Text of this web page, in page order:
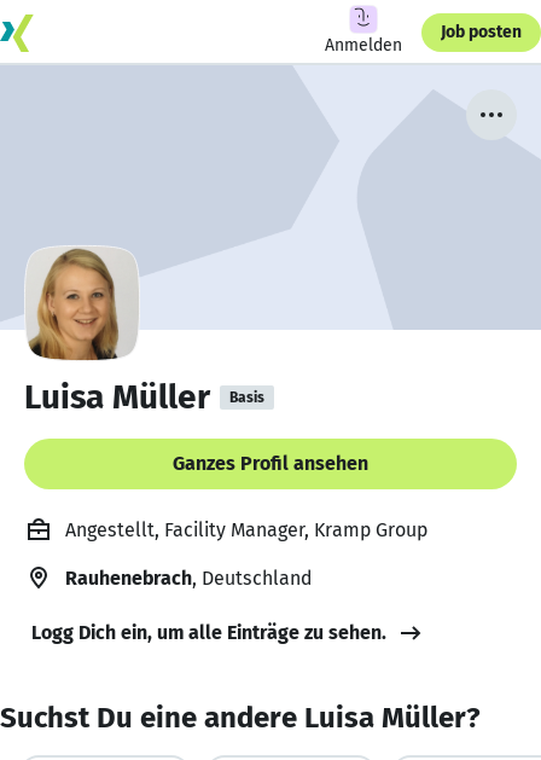
Anmelden
Job posten
Luisa Müller Basis
Ganzes Profil ansehen
Angestellt, Facility Manager, Kramp Group
Rauhenebrach, Deutschland
Logg Dich ein, um alle Einträge zu sehen.
Suchst Du eine andere Luisa Müller?